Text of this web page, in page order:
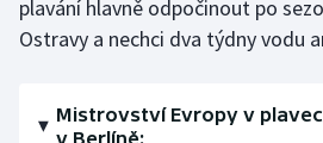
plavání hlavně odpočinout po
Ostravy a nechci dva týdny vodu
Mistrovství Evropy v
v Berlíně: